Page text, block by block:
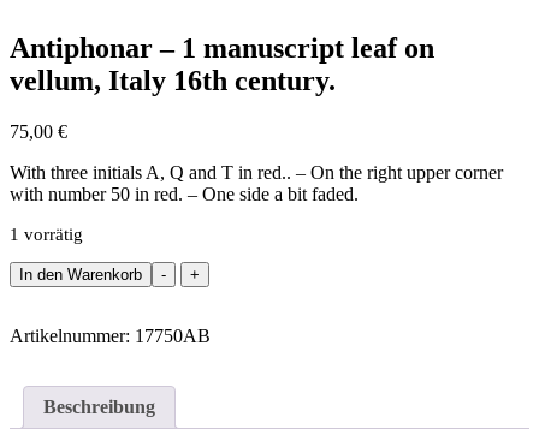
Antiphonar – 1 manuscript leaf on
vellum, Italy 16th century.
75,00 €
With three initials A, Q and T in red.. – On the right upper corner
with number 50 in red. – One side a bit faded.
1 vorrätig
-
Antiphonar
-
manuscript
vellum,
Italy
+
In den Warenkorb
Artikelnummer: 17750AB
Beschreibung